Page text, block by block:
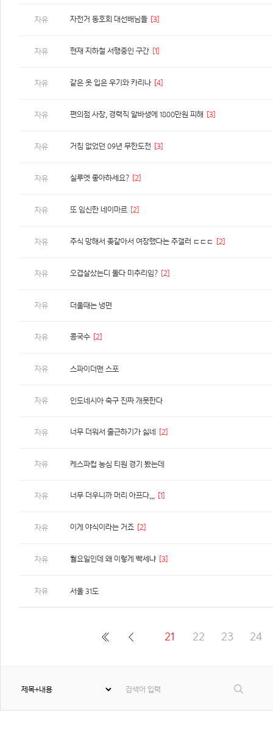
자유 자전거 동호회 대선배님들 [3]
자유 현재 지하철 서행중인 구간 [1]
자유 같은 옷 입은 우기와 카리나 [4]
자유 편의점 사장, 경력직 알바생에 1800만원 피해 [3]
자유 거침 없었던 09년 무한도전 [3]
자유 실루엣 좋아하세요? [2]
자유 또 임신한 네이마르 [2]
자유 주식 망해서 좆같아서 여장했다는 주갤러 ㄷㄷㄷ [2]
자유 오겹살샀는디 둘다 미추리임? [2]
자유 더울때는 냉면
자유 콩국수 [2]
자유 스파이더맨 스포
자유 인도네시아 축구 진짜 개못한다
자유 너무 더워서 출근하기가 싫네 [2]
자유 케스파컵 농심 티원 경기 봤는데
자유 너무 더우니까 머리 아프다,,, [1]
자유 이게 야식이라는 거죠 [2]
자유 월요일인데 왜 이렇게 빡세냐 [3]
자유 서울 31도
21 22 23 24